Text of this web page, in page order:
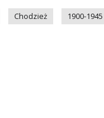
Chodzież 1900-1945